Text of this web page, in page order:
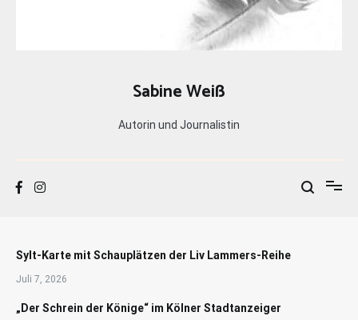
Sabine Weiß
Autorin und Journalistin
Sylt-Karte mit Schauplätzen der Liv Lammers-Reihe
Juli 7, 2026
„Der Schrein der Könige“ im Kölner Stadtanzeiger